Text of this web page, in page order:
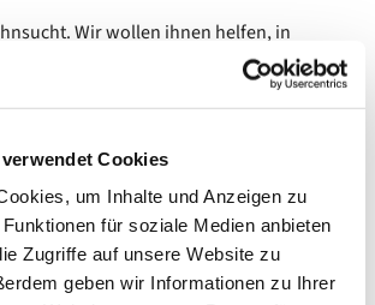
Cookies
um Inhalte und Anzeigen zu
für soziale Medien anbieten
Zugriffe auf unsere Website zu
geben wir Informationen zu Ihrer
Wir wollen ihnen helfen, in
Vielleicht für ein paar Jahre,
öffnete die Pfarrerin Bettina
die Türen des Gemeindehauses für
Menschen fanden sich ein, solche, die
die Hilfe brauchten. Es organisierte
Seitdem haben wir zusammen